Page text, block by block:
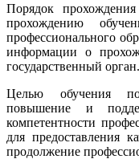
Порядок
прохождению
профессионального
информации о
государственный орган.
Целью обучения
повышение и
компетентности
для предоставления
продолжение